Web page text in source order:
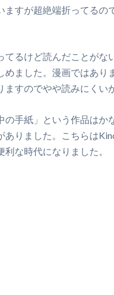
ますが超絶端折ってるの
るけど読んだことがな
めました。漫画ではあ
すのでやや読みにくい
の手紙」という作品はか
ありました。こちらは
な時代になりました。